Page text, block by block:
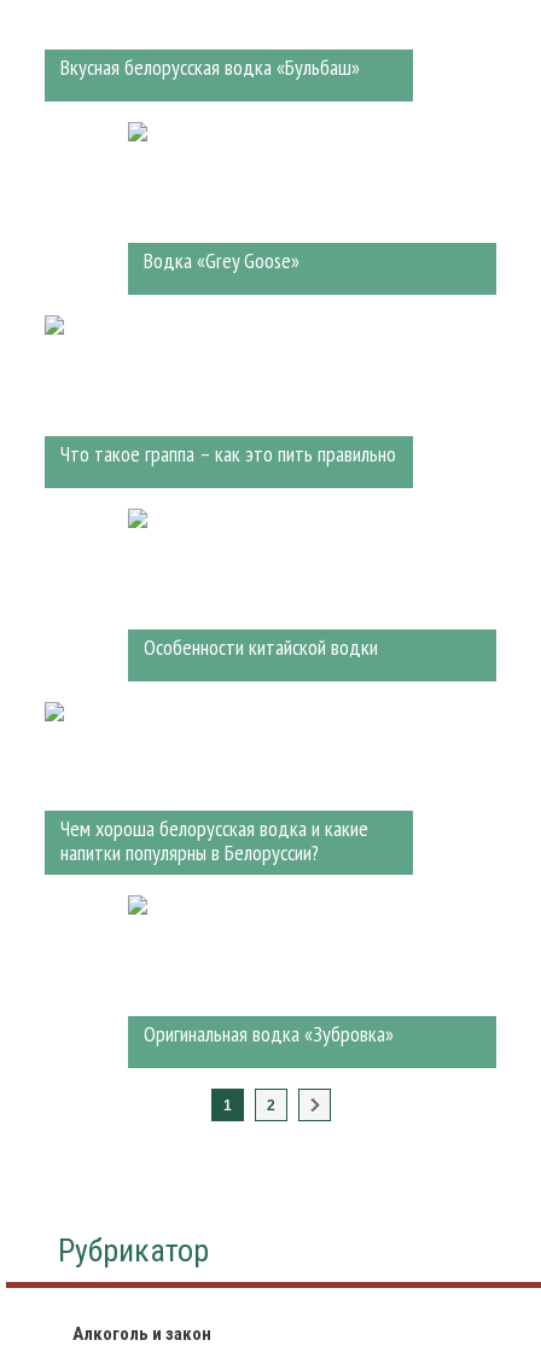
Вкусная белорусская водка «Бульбаш»
Водка «Grey Goose»
Что такое граппа – как это пить правильно
Особенности китайской водки
Чем хороша белорусская водка и какие
напитки популярны в Белоруссии?
Оригинальная водка «Зубровка»
1 2
Рубрикатор
Алкоголь и закон